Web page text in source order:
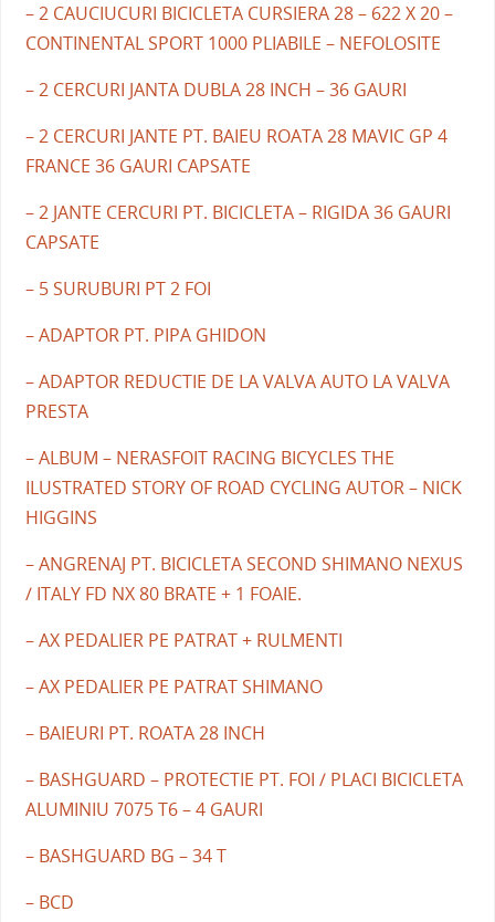
– 2 CAUCIUCURI BICICLETA CURSIERA 28 – 622 X 20 –
CONTINENTAL SPORT 1000 PLIABILE – NEFOLOSITE
– 2 CERCURI JANTA DUBLA 28 INCH – 36 GAURI
– 2 CERCURI JANTE PT. BAIEU ROATA 28 MAVIC GP 4
FRANCE 36 GAURI CAPSATE
– 2 JANTE CERCURI PT. BICICLETA – RIGIDA 36 GAURI
CAPSATE
– 5 SURUBURI PT 2 FOI
– ADAPTOR PT. PIPA GHIDON
– ADAPTOR REDUCTIE DE LA VALVA AUTO LA VALVA
PRESTA
– ALBUM – NERASFOIT RACING BICYCLES THE
ILUSTRATED STORY OF ROAD CYCLING AUTOR – NICK
HIGGINS
– ANGRENAJ PT. BICICLETA SECOND SHIMANO NEXUS
/ ITALY FD NX 80 BRATE + 1 FOAIE.
– AX PEDALIER PE PATRAT + RULMENTI
– AX PEDALIER PE PATRAT SHIMANO
– BAIEURI PT. ROATA 28 INCH
– BASHGUARD – PROTECTIE PT. FOI / PLACI BICICLETA
ALUMINIU 7075 T6 – 4 GAURI
– BASHGUARD BG – 34 T
– BCD